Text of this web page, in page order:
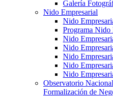
Galería
Nido Empresarial
Nido
Programa Nido
Nido
Nido
Nido
Nido
Nido
Observatorio
Formalización de